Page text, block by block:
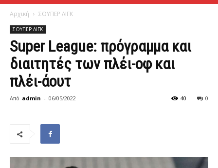
Αρχική ΣΟΥΠΕΡ ΛΙΓΚ
ΣΟΥΠΕΡ ΛΙΓΚ
Super League: πρόγραμμα και
διαιτητές των πλέι-οφ και
πλέι-άουτ
Από admin - 06/05/2022 0
40